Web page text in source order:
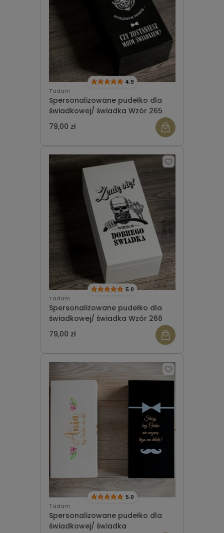
Tadam
Spersonalizowane pudełko dla
świadkowej/ świadka Wzór 265
4.9
79,00 zł
Tadam
Spersonalizowane pudełko dla
świadkowej/ świadka Wzór 266
5.0
79,00 zł
Tadam
Spersonalizowane pudełko dla
świadkowej/ świadka
5.0